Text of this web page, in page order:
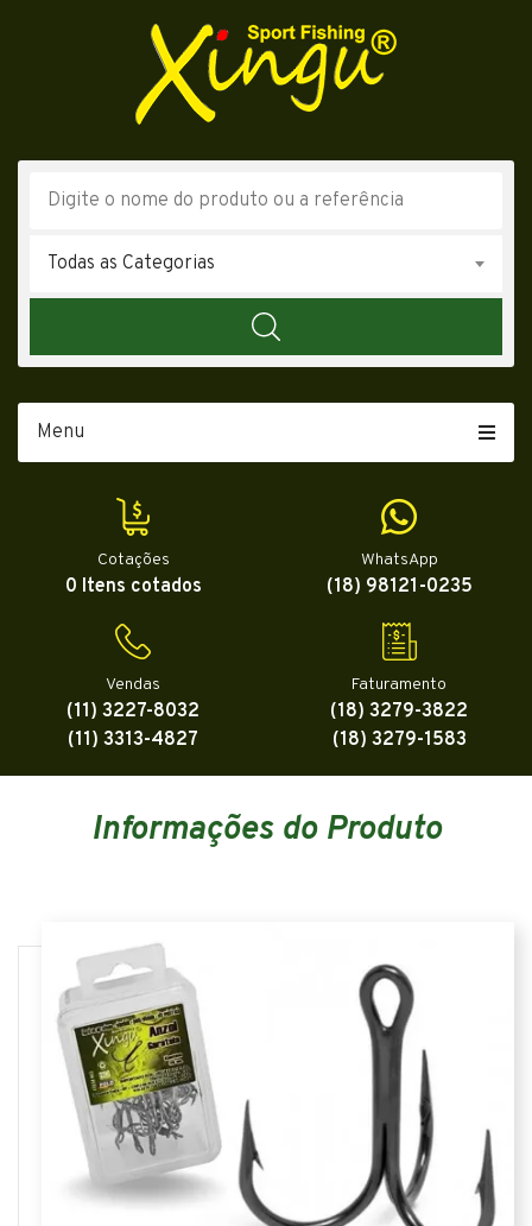
Todas as Categorias
Menu
Cotações
0 Itens cotados
WhatsApp
(18) 98121-0235
Vendas
(11) 3227-8032
(11) 3313-4827
Faturamento
(18) 3279-3822
(18) 3279-1583
Informações do Produto